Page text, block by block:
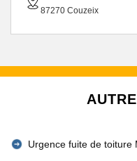
87270 Couzeix
Urgence fuite de toiture